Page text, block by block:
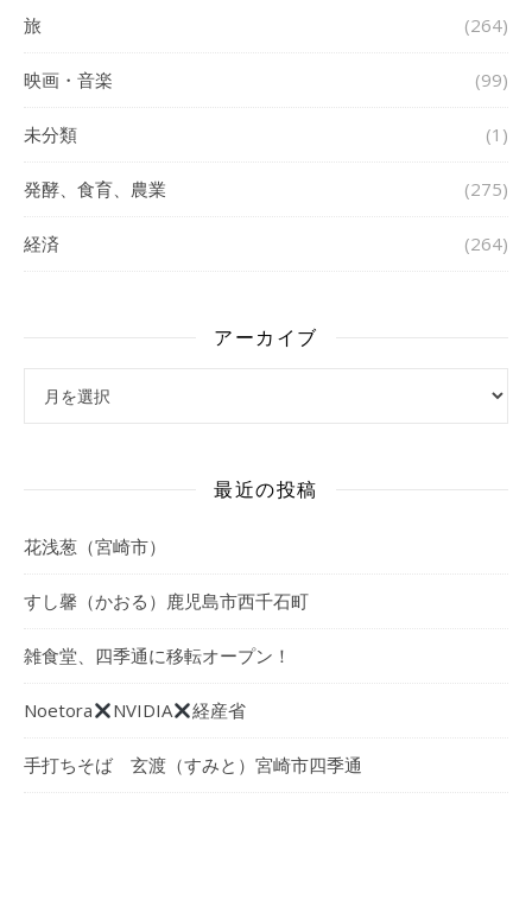
旅 (264)
映画・音楽 (99)
未分類 (1)
発酵、食育、農業 (275)
経済 (264)
アーカイブ
最近の投稿
花浅葱（宮崎市）
すし馨（かおる）鹿児島市西千石町
雑食堂、四季通に移転オープン！
Noetora NVIDIA 経産省
手打ちそば 玄渡（すみと）宮崎市四季通